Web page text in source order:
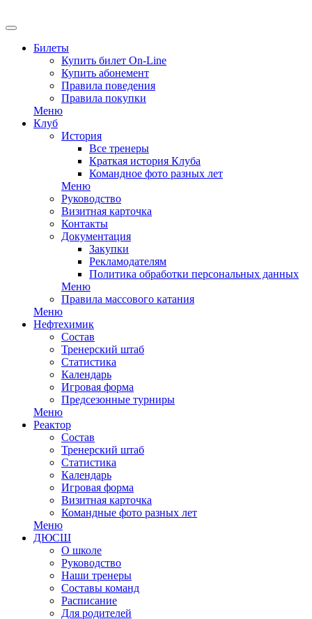
Билеты
Купить билет On-Line
Купить абонемент
Правила поведения
Правила покупки
Меню
Клуб
История
Все тренеры
Краткая история Клуба
Командное фото разных лет
Меню
Руководство
Визитная карточка
Контакты
Документация
Закупки
Рекламодателям
Политика обработки персональных данных
Меню
Правила массового катания
Меню
Нефтехимик
Состав
Тренерский штаб
Статистика
Календарь
Игровая форма
Предсезонные турниры
Меню
Реактор
Состав
Тренерский штаб
Статистика
Календарь
Игровая форма
Визитная карточка
Командные фото разных лет
Меню
ДЮСШ
О школе
Руководство
Наши тренеры
Составы команд
Расписание
Для родителей